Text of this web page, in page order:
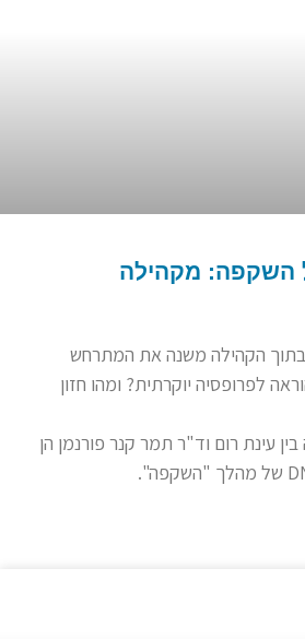
מקהילה
הקהילה משנה את המתרחש
יוקרתית? ומהו חזון
רום וד"ר תמר קנר פורנמן הן